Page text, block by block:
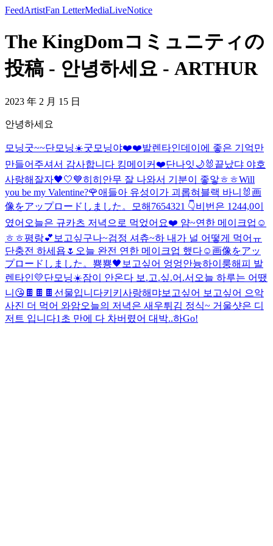
FeedArtistFan LetterMediaLiveNotice
The KingDomコミュニティの
投稿 - 안녕하세요 - ARTHUR
2023 年 2 月 15 日
안녕하세요
모닝굿~~단모닝☀️굿모닝야❤️❤️발렌타인데이에 좋은 기억만
만들어주셔서 감사합니다 킹메이커❤️단나잇🌙 🐰 끝났댜 야호
사랑해 잘자🖤🤍💙히히 안무 잘 나와서 기분이 좋앟ㅎㅎWill
you be my Valentine?🌹애들아 유성이가 괴롭혀 블랙 바니🐰画
像をアップロードしました。
모해 7654321 👇비번은 1244,0이
였어 오늘은 규카츠 저녁으로 먹었어요❤️ 얌~연한 메이크업☺️
ㅎㅎ평랑💕 보고싶구나~검정 셔츄~하 내가 널 어떻게 먹어ㅠ
단충전 하세욥🌷 오늘 완전 연한 메이크업 했다☺️画像をアッ
プロードしました。 뿅뿅🖤 보고싶어 엉엉안늉하이룽해피 발
렌타인💛단모닝☀️잠이 안온다 보.고.싶.어.서 오늘 하루는 어땠
니 😘 🍫🍫🍫선물입니다키키 사랑해 먀보고싶어 보고싶어 으악
사진 더 먹어 와암오늘의 저녁은 새우튀김 정식~ 거울샷은 디
저트 입니다1초 만에 다 차버렸어 대박..하Go!